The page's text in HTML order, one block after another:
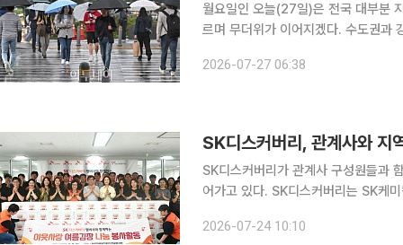
월요일인 오늘(27일)은 전국 대부분
르며 무더위가 이어지겠다. 수도권과
2026-07-27 06:38
SK디스커버리, 관계사와
SK디스커버리가 관계사 구성원들과
어가고 있다. SK디스커버리는 SK케미칼·SK가스·SK바이오사이언스 등 관계사가 참여한 연합 봉사
·안동 등 주요 사업장이 위치한 지역
2026-07-24 10:10